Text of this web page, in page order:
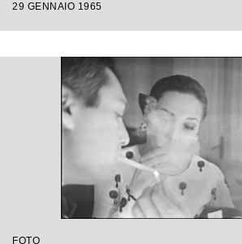
29 GENNAIO 1965
FOTO